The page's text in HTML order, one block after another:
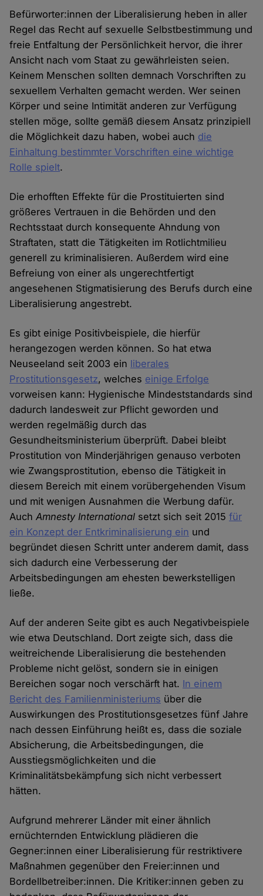
Befürworter:innen der Liberalisierung heben in aller
Regel das Recht auf sexuelle Selbstbestimmung und
freie Entfaltung der Persönlichkeit hervor, die ihrer
Ansicht nach vom Staat zu gewährleisten seien.
Keinem Menschen sollten demnach Vorschriften zu
sexuellem Verhalten gemacht werden. Wer seinen
Körper und seine Intimität anderen zur Verfügung
stellen möge, sollte gemäß diesem Ansatz prinzipiell
die Möglichkeit dazu haben, wobei auch die
Einhaltung bestimmter Vorschriften eine wichtige
Rolle spielt.
Die erhofften Effekte für die Prostituierten sind
größeres Vertrauen in die Behörden und den
Rechtsstaat durch konsequente Ahndung von
Straftaten, statt die Tätigkeiten im Rotlichtmilieu
generell zu kriminalisieren. Außerdem wird eine
Befreiung von einer als ungerechtfertigt
angesehenen Stigmatisierung des Berufs durch eine
Liberalisierung angestrebt.
Es gibt einige Positivbeispiele, die hierfür
herangezogen werden können. So hat etwa
Neuseeland seit 2003 ein liberales
Prostitutionsgesetz, welches einige Erfolge
vorweisen kann: Hygienische Mindeststandards sind
dadurch landesweit zur Pflicht geworden und
werden regelmäßig durch das
Gesundheitsministerium überprüft. Dabei bleibt
Prostitution von Minderjährigen genauso verboten
wie Zwangsprostitution, ebenso die Tätigkeit in
diesem Bereich mit einem vorübergehenden Visum
und mit wenigen Ausnahmen die Werbung dafür.
Auch Amnesty International setzt sich seit 2015für
ein Konzept der Entkriminalisierung ein und
begründet diesen Schritt unter anderem damit, dass
sich dadurch eine Verbesserung der
Arbeitsbedingungen am ehesten bewerkstelligen
ließe.
Auf der anderen Seite gibt es auch Negativbeispiele
wie etwa Deutschland. Dort zeigte sich, dass die
weitreichende Liberalisierung die bestehenden
Probleme nicht gelöst, sondern sie in einigen
Bereichen sogar noch verschärft hat. In einem
Bericht des Familienministeriums über die
Auswirkungen des Prostitutionsgesetzes fünf Jahre
nach dessen Einführung heißt es, dass die soziale
Absicherung, die Arbeitsbedingungen, die
Ausstiegsmöglichkeiten und die
Kriminalitätsbekämpfung sich nicht verbessert
hätten.
Aufgrund mehrerer Länder mit einer ähnlich
ernüchternden Entwicklung plädieren die
Gegner:innen einer Liberalisierung für restriktivere
Maßnahmen gegenüber den Freier:innen und
Bordellbetreiber:innen. Die Kritiker:innen geben zu